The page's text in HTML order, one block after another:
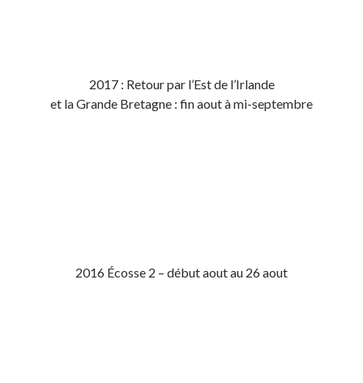
2017 : Retour par l’Est de l’Irlande
et la Grande Bretagne : fin aout à mi-septembre
2016 Écosse 2 – début aout au 26 aout